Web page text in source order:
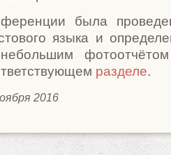
была
языка и
разделе.
2016